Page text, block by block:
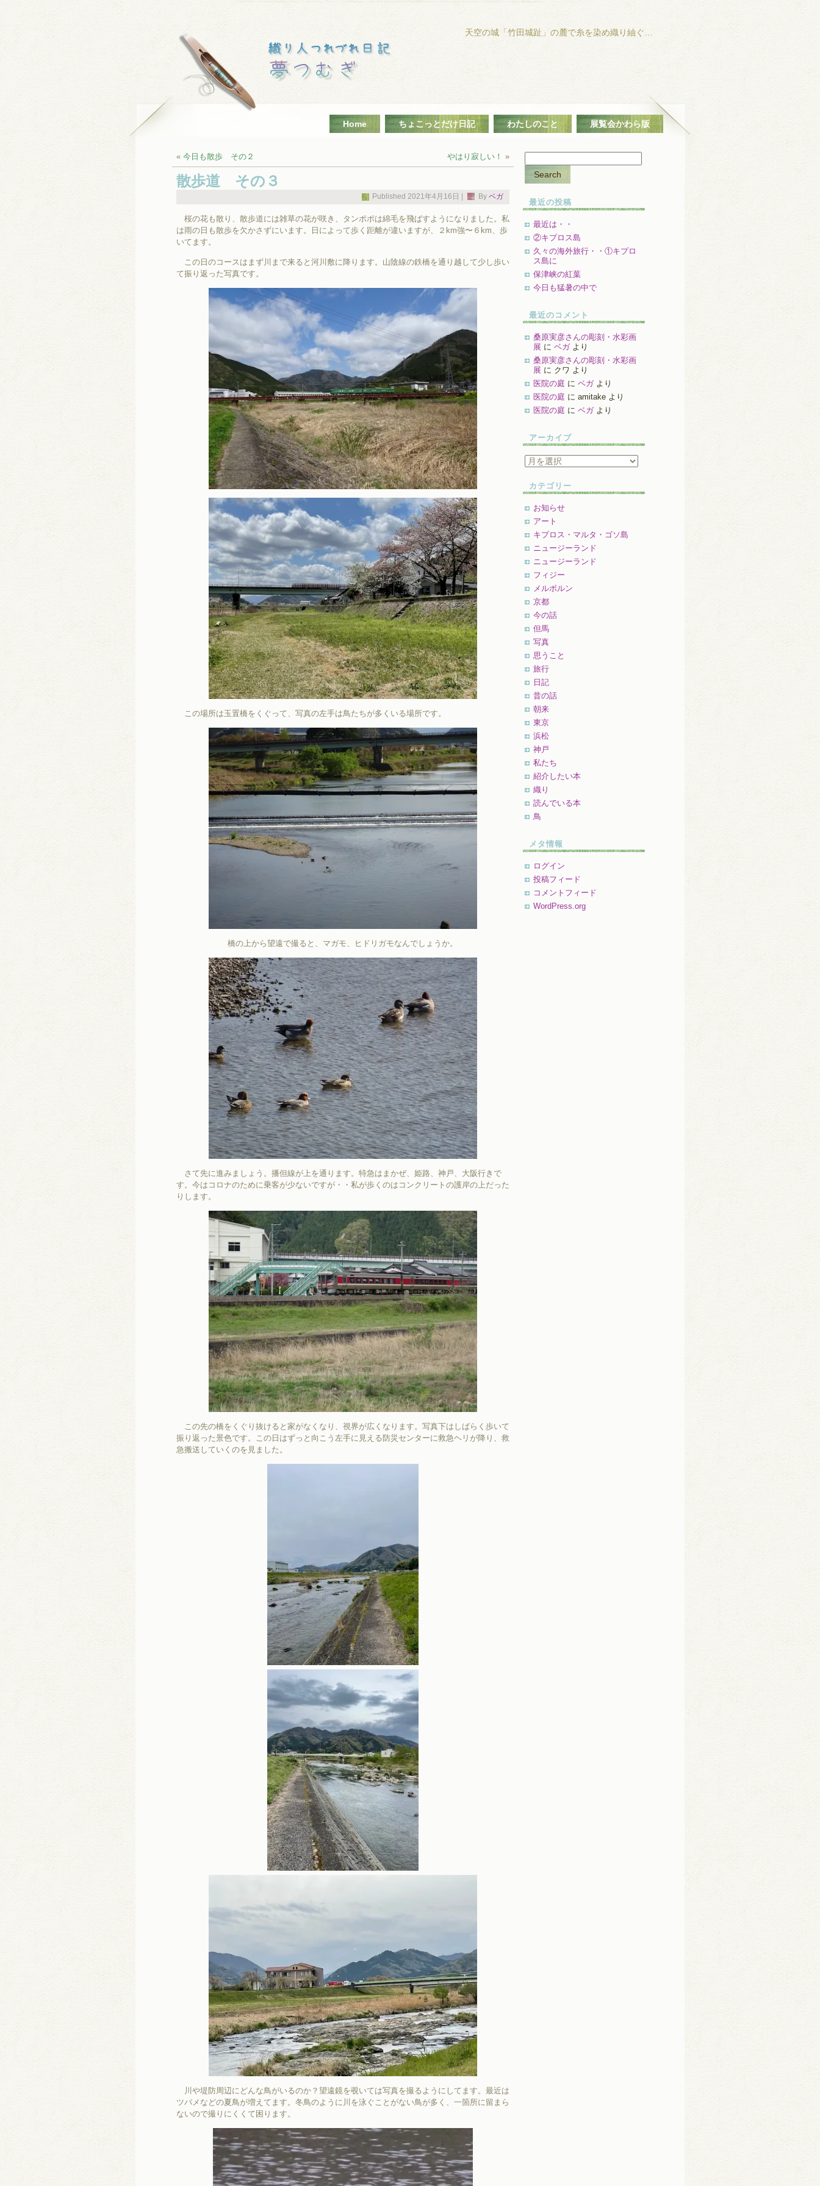
天空の城「竹田城趾」の麓で糸を染め織り紬ぐ…
Home ちょこっとだけ日記 わたしのこと 展覧会かわら版
« 今日も散歩 その２ やはり寂しい！ »
散歩道 その３
Published 2021年4月16日 By ベガ
桜の花も散り、散歩道には雑草の花が咲き、タンポポは綿毛を飛ばすようになりました。私
は雨の日も散歩を欠かさずにいます。日によって歩く距離が違いますが、２km強〜６km、歩
いてます。
この日のコースはまず川まで来ると河川敷に降ります。山陰線の鉄橋を通り越して少し歩い
て振り返った写真です。
この場所は玉置橋をくぐって、写真の左手は鳥たちが多くいる場所です。
橋の上から望遠で撮ると、マガモ、ヒドリガモなんでしょうか。
さて先に進みましょう。播但線が上を通ります。特急はまかぜ、姫路、神戸、大阪行きで
す。今はコロナのために乗客が少ないですが・・私が歩くのはコンクリートの護岸の上だった
りします。
この先の橋をくぐり抜けると家がなくなり、視界が広くなります。写真下はしばらく歩いて
振り返った景色です。この日はずっと向こう左手に見える防災センターに救急ヘリが降り、救
急搬送していくのを見ました。
川や堤防周辺にどんな鳥がいるのか？望遠鏡を覗いては写真を撮るようにしてます。最近は
ツバメなどの夏鳥が増えてます。冬鳥のように川を泳ぐことがない鳥が多く、一箇所に留まら
ないので撮りにくくて困ります。
最近の投稿
最近は・・
②キプロス島
久々の海外旅行・・①キプロ
ス島に
保津峡の紅葉
今日も猛暑の中で
最近のコメント
桑原実彦さんの彫刻・水彩画
展 に ベガより
桑原実彦さんの彫刻・水彩画
展 に クワ より
医院の庭 に ベガより
医院の庭 に amitakeより
医院の庭 に ベガより
アーカイブ
ア
カ
イ
ブ
カテゴリー
お知らせ
アート
キプロス・マルタ・ゴソ島
ニュージーランド
ニュージーランド
フィジー
メルボルン
京都
今の話
但馬
写真
思うこと
旅行
日記
昔の話
朝来
東京
浜松
神戸
私たち
紹介したい本
織り
読んでいる本
鳥
メタ情報
ログイン
投稿フィード
コメントフィード
WordPress.org